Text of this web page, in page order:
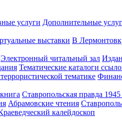
услуги Дополнительные
выставки В
Электронный читальный зал
Тематические каталоги
тематике
Ставропольская правда 1945
Абрамовские чтения
калейдоскоп